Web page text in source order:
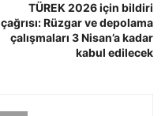
TÜREK 2026 için bildiri
çağrısı: Rüzgar ve depolama
çalışmaları 3 Nisan’a kadar
kabul edilecek